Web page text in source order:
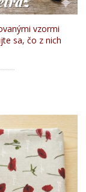
vzormi
sa, čo z nich